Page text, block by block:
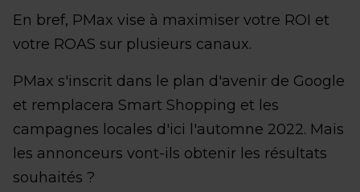
En bref, PMax vise à maximiser votre ROI et
votre ROAS sur plusieurs canaux.
PMax s'inscrit dans le plan d'avenir de Google
et remplacera Smart Shopping et les
campagnes locales d'ici l'automne 2022. Mais
les annonceurs vont-ils obtenir les résultats
souhaités ?